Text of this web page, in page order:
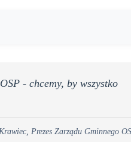
- chcemy, by wszystko
Prezes Zarządu Gminnego